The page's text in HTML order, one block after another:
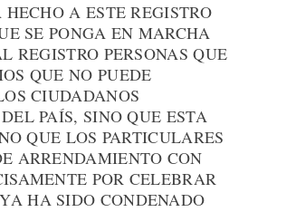
A ESTE REGISTRO
SE PONGA EN MARCHA
REGISTRO PERSONAS QUE
QUE NO PUEDE
CIUDADANOS
PAÍS, SINO QUE ESTA
QUE LOS PARTICULARES
ARRENDAMIENTO CON
POR CELEBRAR
HA SIDO CONDENADO